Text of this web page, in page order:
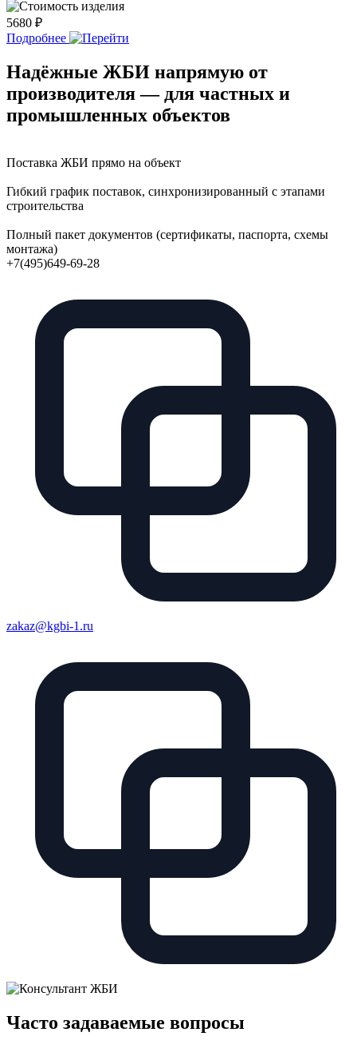
5680 ₽
Подробнее
Надёжные ЖБИ напрямую от
производителя — для частных и
промышленных объектов
Поставка ЖБИ прямо на объект
Гибкий график поставок, синхронизированный с этапами
строительства
Полный пакет документов (сертификаты, паспорта, схемы
монтажа)
+7(495)649-69-28
zakaz@kgbi-1.ru
Часто задаваемые вопросы